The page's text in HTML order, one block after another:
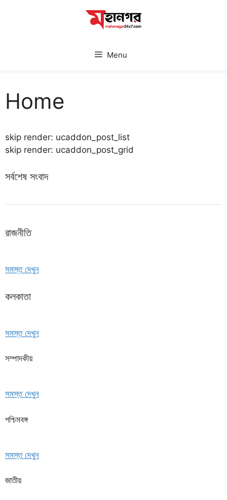
Menu
Home
skip render: ucaddon_post_list
skip render: ucaddon_post_grid
সর্বশেষ সংবাদ
রাজনীতি
সমস্ত দেখুন
কলকাতা
সমস্ত দেখুন
সম্পাদকীয়
সমস্ত দেখুন
পশ্চিমবঙ্গ
সমস্ত দেখুন
জাতীয়